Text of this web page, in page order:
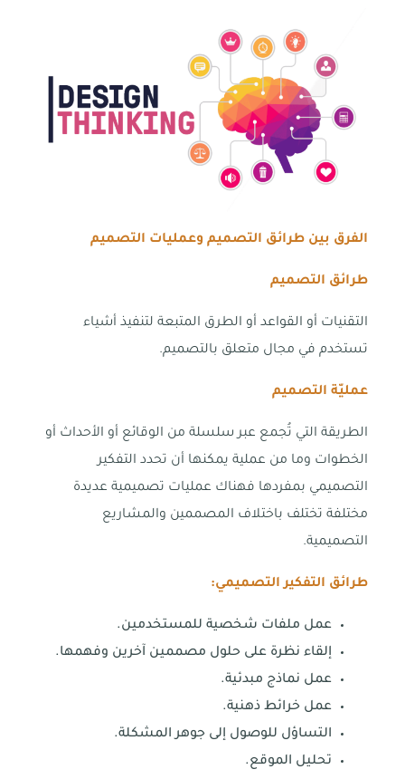
الفرق بين طرائق التصميم وعمليات التصميم
طرائق التصميم
التقنيات أو القواعد أو الطرق المتبعة لتنفيذ أشياء
تستخدم في مجال متعلق بالتصميم.
عمليّة التصميم
الطريقة التي تُجمع عبر سلسلة من الوقائع أو الأحداث أو
الخطوات وما من عملية يمكنها أن تحدد التفكير
التصميمي بمفردها فهناك عمليات تصميمية عديدة
مختلفة تختلف باختلاف المصممين والمشاريع
التصميمية.
طرائق التفكير التصميمي:
عمل ملفات شخصية للمستخدمين.
إلقاء نظرة على حلول مصممين آخرين وفهمها.
عمل نماذج مبدئية.
عمل خرائط ذهنية.
التساؤل للوصول إلى جوهر المشكلة.
تحليل الموقع.